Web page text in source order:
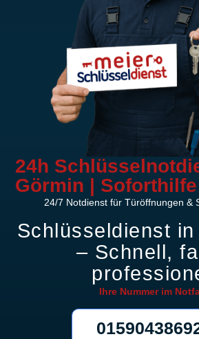
24h
Görmin |
24/7 Notdienst für Türöffnungen &
Schlüsseldienst
– Schnell,
Ihre Nummer im